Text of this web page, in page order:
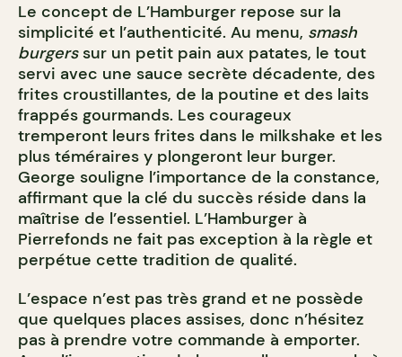
Le concept de L’Hamburger repose sur la
simplicité et l’authenticité. Au menu, smash
burgerssur un petit pain aux patates, le tout
servi avec une sauce secrète décadente, des
frites croustillantes, de la poutine et des laits
frappés gourmands. Les courageux
tremperont leurs frites dans le milkshake et les
plus téméraires y plongeront leur burger.
George souligne l’importance de la constance,
affirmant que la clé du succès réside dans la
maîtrise de l’essentiel. L’Hamburger à
Pierrefonds ne fait pas exception à la règle et
perpétue cette tradition de qualité.
L’espace n’est pas très grand et ne possède
que quelques places assises, donc n’hésitez
pas à prendre votre commande à emporter.